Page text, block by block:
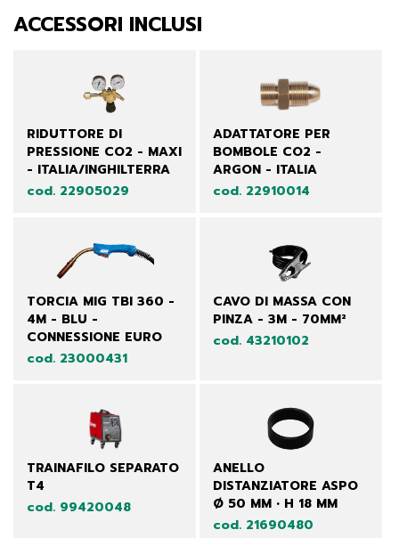
ACCESSORI INCLUSI
RIDUTTORE DI
PRESSIONE CO2 - MAXI
- ITALIA/INGHILTERRA
cod. 22905029
ADATTATORE PER
BOMBOLE CO2 -
ARGON - ITALIA
cod. 22910014
TORCIA MIG TBI 360 -
4M - BLU -
CONNESSIONE EURO
cod. 23000431
CAVO DI MASSA CON
PINZA - 3M - 70MM²
cod. 43210102
TRAINAFILO SEPARATO
T4
cod. 99420048
ANELLO
DISTANZIATORE ASPO
Ø 50 MM • H 18 MM
cod. 21690480